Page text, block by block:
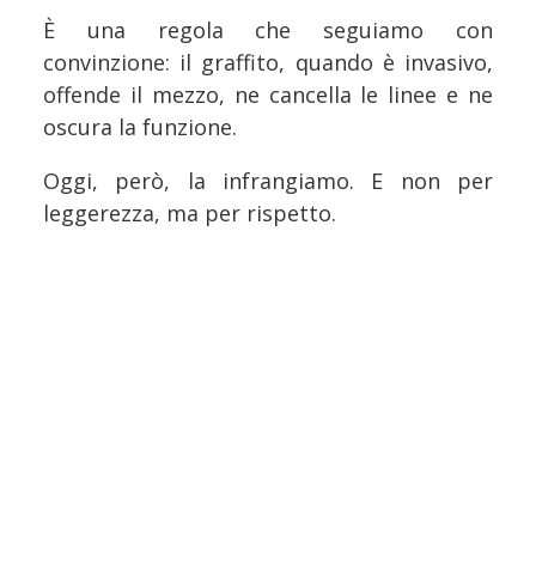
È una regola che seguiamo con
convinzione: il graffito, quando è invasivo,
offende il mezzo, ne cancella le linee e ne
oscura la funzione.
Oggi, però, la infrangiamo. E non per
leggerezza, ma per rispetto.